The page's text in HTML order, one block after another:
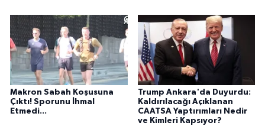
Makron Sabah Koşusuna
Çıktı! Sporunu İhmal
Etmedi...
Trump Ankara'da Duyurdu:
Kaldırılacağı Açıklanan
CAATSA Yaptırımları Nedir
ve Kimleri Kapsıyor?